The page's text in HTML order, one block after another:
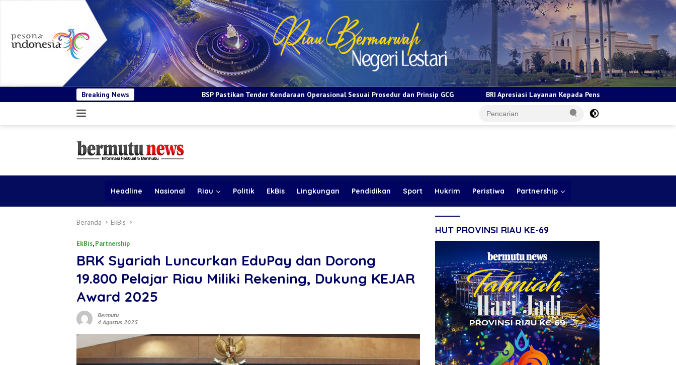
Breaking NewsBSP Pastikan Tender Kendaraan Operasional Sesuai Prosedur dan Prinsip GCG BRI Apresiasi Layanan Kepada Pensiunan Jadi Bukti Komitmen Tingkatkan Kepuasan
Headline Nasional Riau Politik EkBis Lingkungan Pendidikan Sport Hukrim Peristiwa Partnership
Beranda EkBis
EkBis,Partnership
BRK Syariah Luncurkan EduPay dan Dorong
19.800 Pelajar Riau Miliki Rekening, Dukung KEJAR
Award 2025
Bermutu
4 Agustus 2025
HUT PROVINSI RIAU KE-69